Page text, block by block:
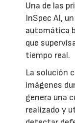
Una de las
InSpec AI,
automática
que
tiempo real.
La solución
imágenes
genera una
realizado y